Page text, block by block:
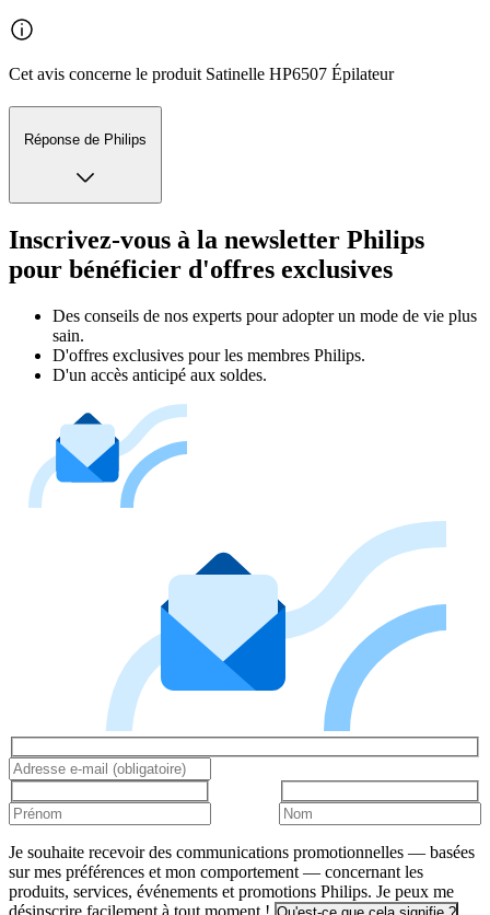
Cet avis concerne le produit Satinelle HP6507 Épilateur
Réponse de Philips
Inscrivez-vous à la newsletter Philips
pour bénéficier d'offres exclusives
Des conseils de nos experts pour adopter un mode de vie plus
sain.
D'offres exclusives pour les membres Philips.
D'un accès anticipé aux soldes.
Je souhaite recevoir des communications promotionnelles — basées
sur mes préférences et mon comportement — concernant les
produits, services, événements et promotions Philips. Je peux me
désinscrire facilement à tout moment !